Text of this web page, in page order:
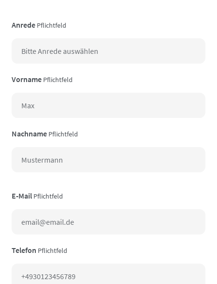
Anrede Pflichtfeld
Vorname Pflichtfeld
Nachname Pflichtfeld
E-Mail Pflichtfeld
Telefon Pflichtfeld